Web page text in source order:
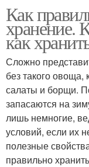
Как
хранение.
как
Сложно
без такого овоща,
салаты и борщи.
запасаются на
лишь немногие,
условий, если их
полезные
правильно